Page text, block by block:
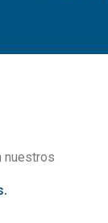
nuestros